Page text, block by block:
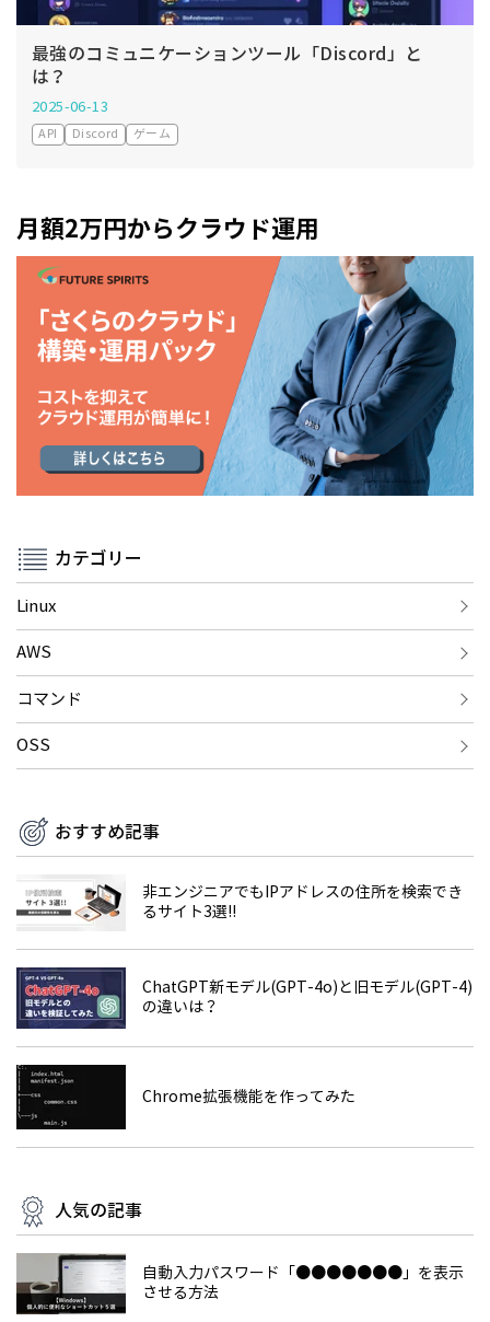
最強のコミュニケーションツール「Discord」と
は？
2025-06-13
API Discord ゲーム
月額2万円からクラウド運用
カテゴリー
Linux
AWS
コマンド
OSS
おすすめ記事
非エンジニアでもIPアドレスの住所を検索でき
るサイト3選!!
ChatGPT新モデル(GPT-4o)と旧モデル(GPT-4)
の違いは？
Chrome拡張機能を作ってみた
人気の記事
自動入力パスワード「●●●●●●●」を表示
させる方法